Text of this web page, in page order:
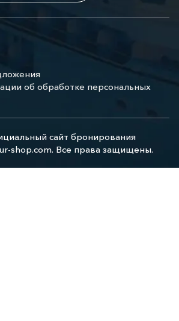
об обработке персональных
сайт бронирования
shop.com. Все права защищены.